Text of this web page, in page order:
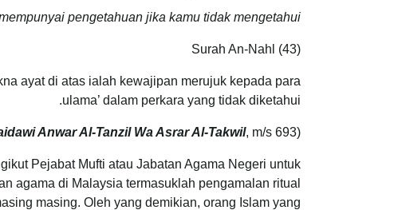
pengetahuan jika kamu tidak mengetahui
Surah An-Nahl (43)
ayat di atas ialah kewajipan merujuk kepada para
ulama’ dalam perkara yang tidak diketahui.
(Rujuk:
Anwar Al-Tanzil Wa Asrar Al-Takwil, m/s 693)
Pejabat Mufti atau Jabatan Agama Negeri untuk
agama di Malaysia termasuklah pengamalan ritual
masing. Oleh yang demikian, orang Islam yang